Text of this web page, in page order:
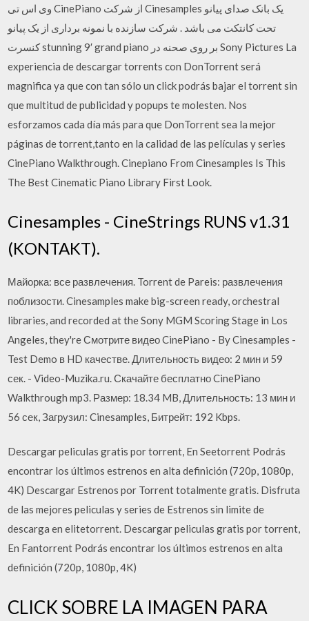
وی اس تی CinePiano از شرکت Cinesamples یک بانک صدای پیانو
تحت کانتکت می باشد . شرکت سازنده با نمونه برداری از یک پیانو
کنسرت stunning 9′ grand piano بر روی صحنه در Sony Pictures La
experiencia de descargar torrents con DonTorrent será
magnifica ya que con tan sólo un click podrás bajar el torrent sin
que multitud de publicidad y popups te molesten. Nos
esforzamos cada día más para que DonTorrent sea la mejor
páginas de torrent,tanto en la calidad de las películas y series
CinePiano Walkthrough. Cinepiano From Cinesamples Is This
The Best Cinematic Piano Library First Look.
Cinesamples - CineStrings RUNS v1.31
(KONTAKT).
Майорка: все развлечения. Torrent de Pareis: развлечения
поблизости. Cinesamples make big-screen ready, orchestral
libraries, and recorded at the Sony MGM Scoring Stage in Los
Angeles, they're Смотрите видео CinePiano - By Cinesamples -
Test Demo в HD качестве. Длительность видео: 2 мин и 59
сек. - Video-Muzika.ru. Скачайте бесплатно CinePiano
Walkthrough mp3. Размер: 18.34 MB, Длительность: 13 мин и
56 сек, Загрузил: Cinesamples, Битрейт: 192 Kbps.
Descargar peliculas gratis por torrent, En Seetorrent Podrás
encontrar los últimos estrenos en alta definición (720p, 1080p,
4K) Descargar Estrenos por Torrent totalmente gratis. Disfruta
de las mejores peliculas y series de Estrenos sin limite de
descarga en elitetorrent. Descargar peliculas gratis por torrent,
En Fantorrent Podrás encontrar los últimos estrenos en alta
definición (720p, 1080p, 4K)
CLICK SOBRE LA IMAGEN PARA